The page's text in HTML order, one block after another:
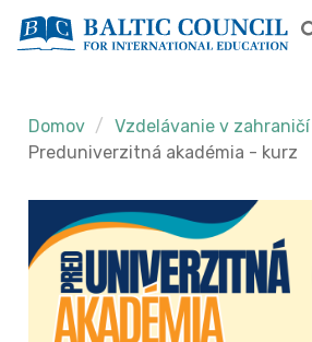
Domov
Vzdelávanie v zahraničí
Preduniverzitná akadémia - kurz